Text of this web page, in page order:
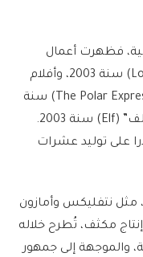
فظهرت أعمال
رومانسية مثل “الحب حقا” (Love Actually) سنة 2003، وأفلام
رسوم متحركة مثل “القطار القطبي” (The Polar Express) سنة
2004، إلى جانب كوميديات جديدة مثل “إلف” (Elf) سنة 2003.
على توليد عشرات
نتفليكس وأمازون
مكثف، تُطرح خلاله
والموجهة إلى جمهور